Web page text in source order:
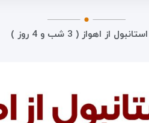
از اهواز ( 3 شب و 4 روز )